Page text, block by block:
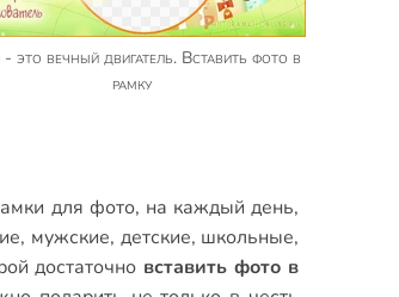
рамку
для фото, на каждый день,
, мужские, детские, школьные,
достаточно вставить фото в